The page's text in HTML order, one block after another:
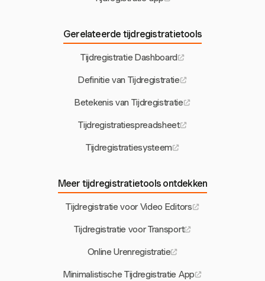
Gerelateerde tijdregistratietools
Tijdregistratie Dashboard
Definitie van Tijdregistratie
Betekenis van Tijdregistratie
Tijdregistratiespreadsheet
Tijdregistratiesysteem
Meer tijdregistratietools ontdekken
Tijdregistratie voor Video Editors
Tijdregistratie voor Transport
Online Urenregistratie
Minimalistische Tijdregistratie App